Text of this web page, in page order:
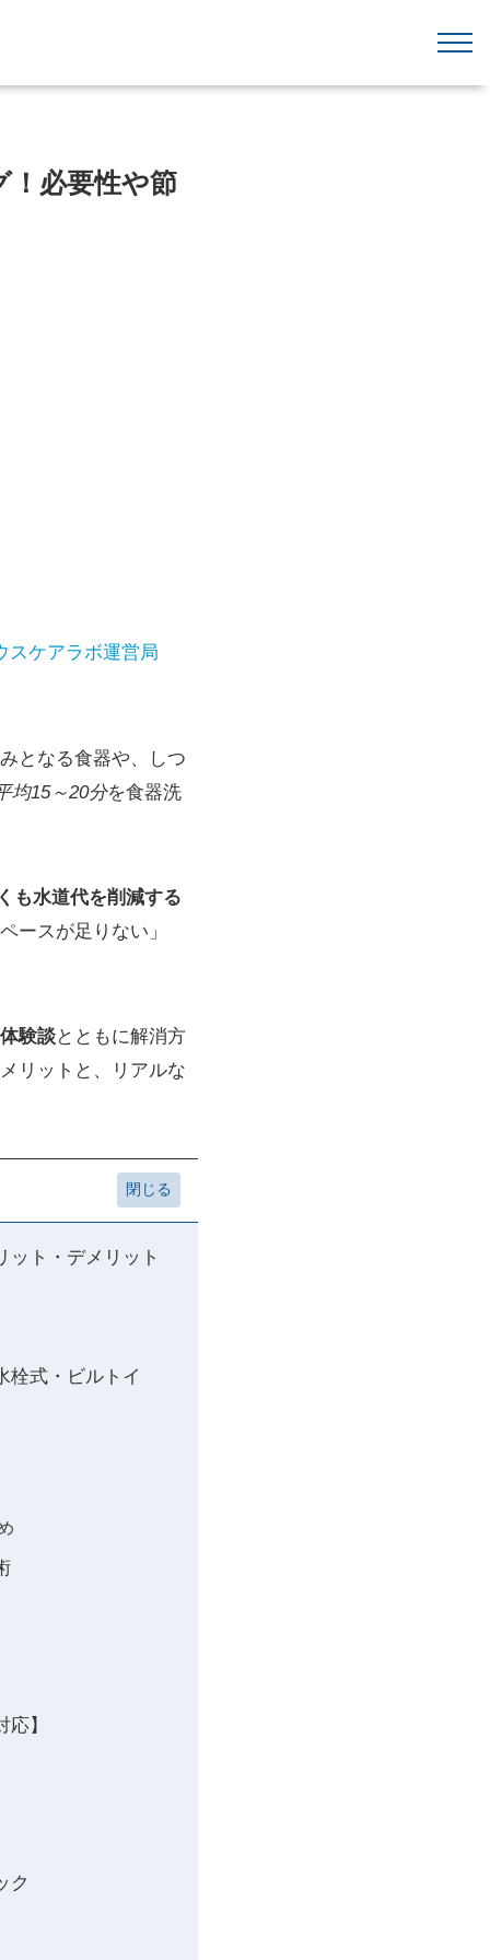
！必要性や節
スケアラボ運営局
となる食器や、しつ
均15～20分を食器洗
も水道代を削減する
ースが足りない」
験談とともに解消方
リットと、リアルな
ット・デメリット
栓式・ビルトイ
】
ク